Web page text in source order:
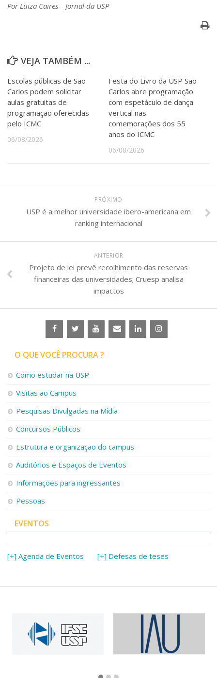
Por Luiza Caires – Jornal da USP
VEJA TAMBÉM ...
Escolas públicas de São
Carlos podem solicitar
aulas gratuitas de
programação oferecidas
pelo ICMC
06/08/2026
Festa do Livro da USP São
Carlos abre programação
com espetáculo de dança
vertical nas
comemorações dos 55
anos do ICMC
06/08/2026
PRÓXIMO
USP é a melhor universidade ibero-americana em
ranking internacional
ANTERIOR
Projeto de lei prevê recolhimento das reservas
financeiras das universidades; Cruesp analisa
impactos
O QUE VOCÊ PROCURA ?
Como estudar na USP
Visitas ao Campus
Pesquisas Divulgadas na Mídia
Concursos Públicos
Estrutura e organização do campus
Auditórios e Espaços de Eventos
Informações para ingressantes
Pessoas
EVENTOS
[+] Agenda de Eventos [+] Defesas de teses